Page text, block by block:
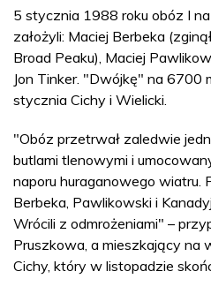
5 stycznia 1988 roku obóz I
założyli: Maciej Berbeka
Broad Peaku), Maciej
Jon Tinker. "Dwójkę" na 6700
stycznia Cichy i Wielicki.
"Obóz przetrwał zaledwie
butlami tlenowymi i
naporu huraganowego wiatru.
Berbeka, Pawlikowski i
Wrócili z odmrożeniami" –
Pruszkowa, a mieszkający na
Cichy, który w listopadzie